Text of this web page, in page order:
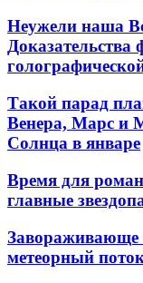
Неужели наша
Такой парад
Венера, Марс и
Солнца в январе
Время для
главные
Завораживающе
метеорный